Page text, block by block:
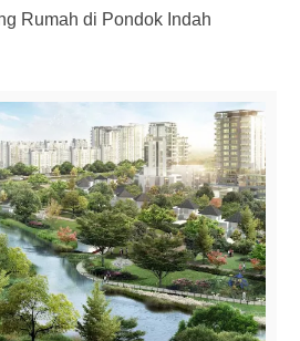
Rumah di Pondok Indah